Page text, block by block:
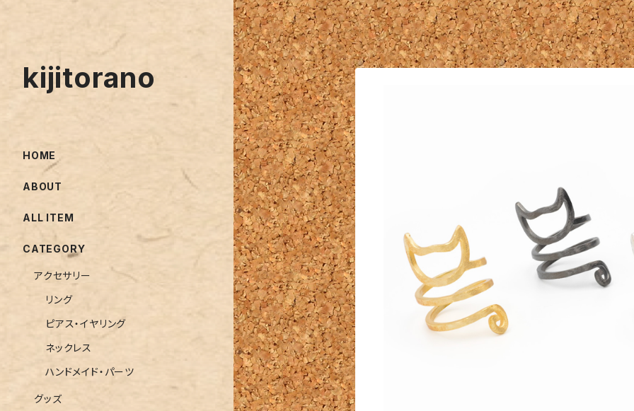
kijitorano
HOME
ABOUT
ALL ITEM
CATEGORY
アクセサリー
リング
ピアス・イヤリング
ネックレス
ハンドメイド・パーツ
グッズ